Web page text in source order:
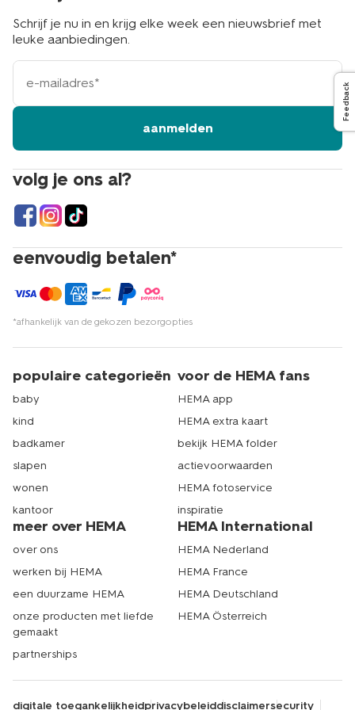
volg je ons al?
eenvoudig betalen*
*afhankelijk van de gekozen bezorgopties
Schrijf je nu in en krijg elke week een nieuwsbrief met
leuke aanbiedingen.
e-
mailadres
aanmelden
populaire categorieën
baby
kind
badkamer
slapen
wonen
kantoor
voor de HEMA fans
HEMA app
HEMA extra kaart
bekijk HEMA folder
actievoorwaarden
HEMA fotoservice
inspiratie
meer over HEMA
over ons
werken bij HEMA
een duurzame HEMA
onze producten met liefde
gemaakt
partnerships
HEMA International
HEMA Nederland
HEMA France
HEMA Deutschland
HEMA Österreich
digitale toegankelijkheidprivacybeleiddisclaimersecurity
Feedback